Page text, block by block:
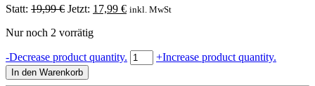
Statt: 19,99€ Ursprünglicher
war:
Jetzt: 17,99 €Aktueller
inkl. MwSt
Nur noch 2 vorrätig
-Decrease product quantity. Flakpanzer
IV
+Increase product quantity.
In den Warenkorb